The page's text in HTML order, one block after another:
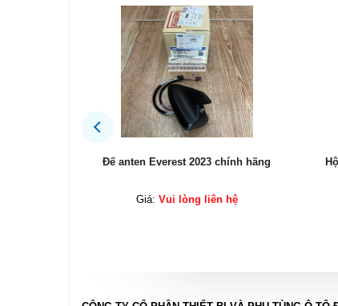
Đế anten Everest 2023 chính hãng
Vui lòng liên hệ
Hộp số